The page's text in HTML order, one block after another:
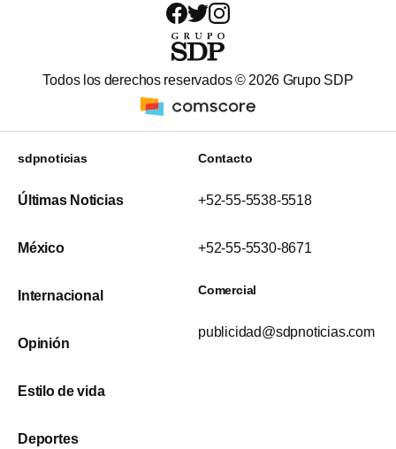
Todos los derechos reservados © 2026 Grupo SDP
sdpnoticias
Últimas Noticias
México
Internacional
Opinión
Estilo de vida
Deportes
Contacto
+52-55-5538-5518
+52-55-5530-8671
Comercial
publicidad@sdpnoticias.com